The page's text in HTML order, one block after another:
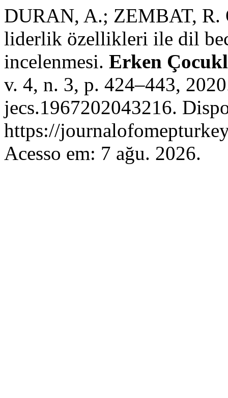
DURAN, A.; ZEMBAT, R.
liderlik özellikleri ile dil
incelenmesi. Erken
v. 4, n. 3, p. 424–443,
jecs.1967202043216.
https://
Acesso em: 7 ağu. 2026.